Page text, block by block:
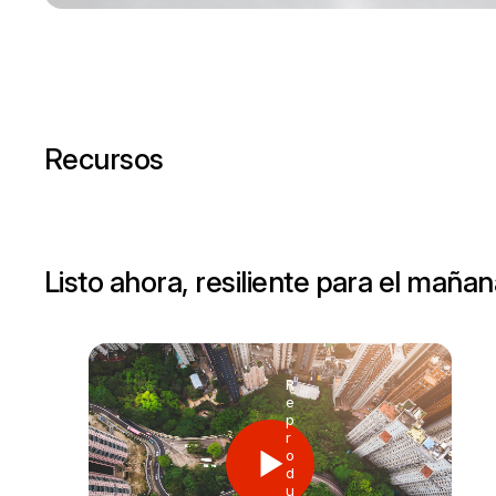
Recursos
Listo ahora, resiliente para el
R
e
p
r
o
d
u